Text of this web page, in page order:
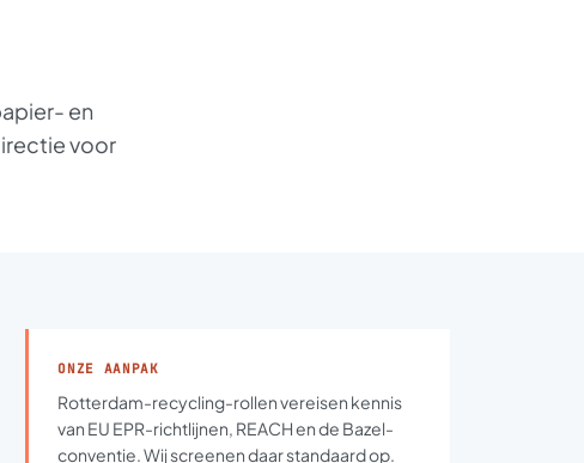
en
voor
ONZE AANPAK
Rotterdam-recycling-rollen vereisen kennis
van EU EPR-richtlijnen, REACH en de Bazel-
conventie. Wij screenen daar standaard op.